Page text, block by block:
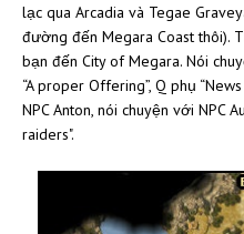
lạc qua Arcadia và Tegae
đường đến Megara Coast thôi).
bạn đến City of Megara. Nói
“A proper Offering”, Q phụ
NPC Anton, nói chuyện với NPC
raiders".